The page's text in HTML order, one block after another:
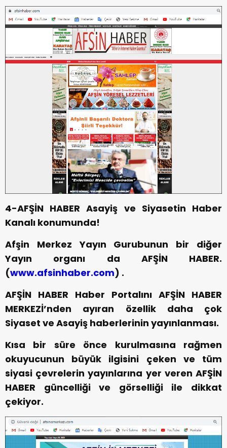
4-AFŞİN HABER Asayiş ve Siyasetin Haber
Kanalı konumunda!
Afşin Merkez Yayın Gurubunun bir diğer
Yayın organı da AFŞİN HABER.
(www.afsinhaber.com) .
AFŞİN HABER Haber Portalını AFŞİN HABER
MERKEZİ’nden ayıran özellik daha çok
Siyaset ve Asayiş haberlerinin yayınlanması.
Kısa bir süre önce kurulmasına rağmen
okuyucunun büyük ilgisini çeken ve tüm
siyasi çevrelerin yayınlarına yer veren AFŞİN
HABER güncelliği ve görselliği ile dikkat
çekiyor.